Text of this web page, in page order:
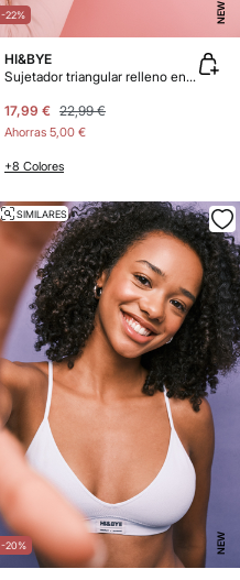
-22% NEW
HI&BYE
Sujetador triangular relleno encaje lila
17,99 € 22,99 €
Ahorras 5,00 €
+8 Colores
-20% NEW
SIMILARES